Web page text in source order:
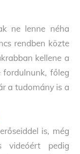
ne lenne néha
rendben közte
kellene a
fordulnunk, főleg
a tudomány is a
is, még
videóért pedig